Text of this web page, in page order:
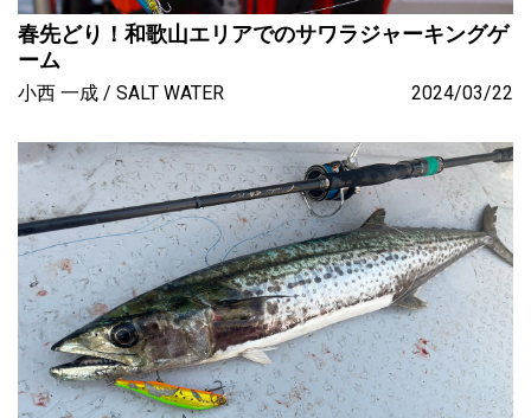
春先どり！和歌山エリアでのサワラジャーキングゲ
ーム
小西 一成 SALT WATER 2024/03/22